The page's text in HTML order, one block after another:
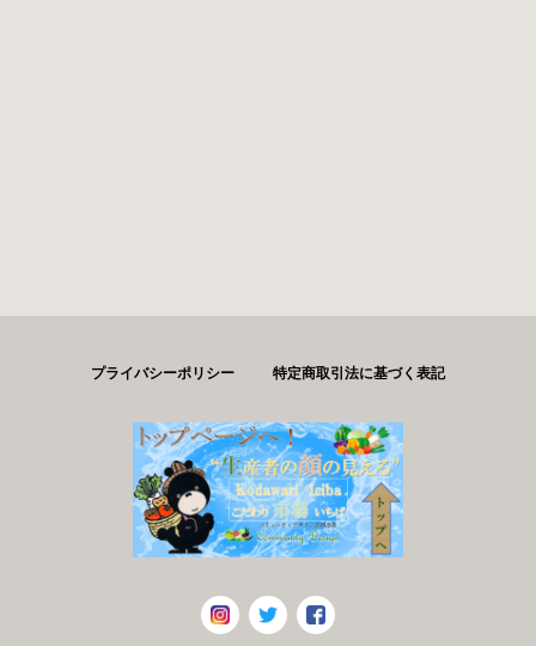
プライバシーポリシー 特定商取引法に基づく表記